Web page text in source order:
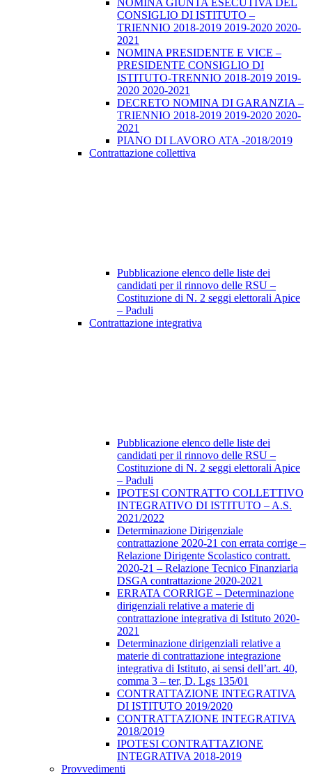
NOMINA GIUNTA ESECUTIVA DEL
CONSIGLIO DI ISTITUTO –
TRIENNIO 2018-2019 2019-2020 2020-
2021
NOMINA PRESIDENTE E VICE –
PRESIDENTE CONSIGLIO DI
ISTITUTO-TRENNIO 2018-2019 2019-
2020 2020-2021
DECRETO NOMINA DI GARANZIA –
TRIENNIO 2018-2019 2019-2020 2020-
2021
PIANO DI LAVORO ATA -2018/2019
Contrattazione collettiva
Pubblicazione elenco delle liste dei
candidati per il rinnovo delle RSU –
Costituzione di N. 2 seggi elettorali Apice
– Paduli
Contrattazione integrativa
Pubblicazione elenco delle liste dei
candidati per il rinnovo delle RSU –
Costituzione di N. 2 seggi elettorali Apice
– Paduli
IPOTESI CONTRATTO COLLETTIVO
INTEGRATIVO DI ISTITUTO – A.S.
2021/2022
Determinazione Dirigenziale
contrattazione 2020-21 con errata corrige –
Relazione Dirigente Scolastico contratt.
2020-21 – Relazione Tecnico Finanziaria
DSGA contrattazione 2020-2021
ERRATA CORRIGE – Determinazione
dirigenziali relative a materie di
contrattazione integrativa di Istituto 2020-
2021
Determinazione dirigenziali relative a
materie di contrattazione integrazione
integrativa di Istituto, ai sensi dell’art. 40,
comma 3 – ter, D. Lgs 135/01
CONTRATTAZIONE INTEGRATIVA
DI ISTITUTO 2019/2020
CONTRATTAZIONE INTEGRATIVA
2018/2019
IPOTESI CONTRATTAZIONE
INTEGRATIVA 2018-2019
Provvedimenti